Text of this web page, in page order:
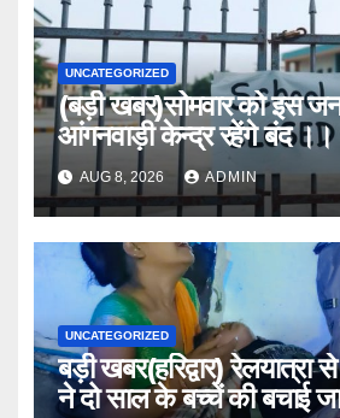
UNCATEGORIZED
(बड़ी खबर)सोमवार को इस
आंगनवाड़ी केन्द्र रहेंगे बंद ।।
AUG 8, 2026 ADMIN
UNCATEGORIZED
बड़ी खबर(हरिद्वार)
ने दो साल के बच्चें की बचाई